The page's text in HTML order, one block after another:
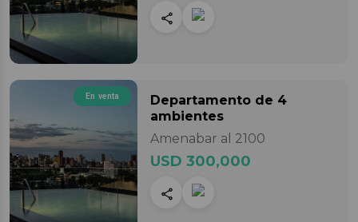
En venta Departamento de 4
ambientes
Amenabar al 2100
USD 300,000